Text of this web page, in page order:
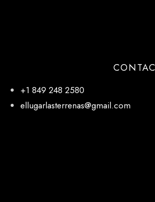
+1 849 248 2580
ellugarlasterrenas@gmail.com